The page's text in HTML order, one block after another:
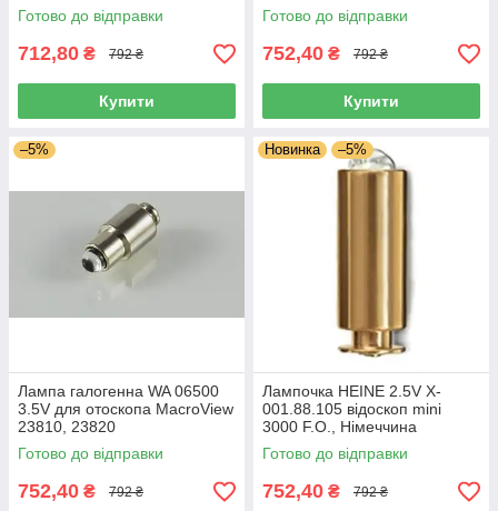
Готово до відправки
712,80 ₴ 792 ₴
Купити
Готово до відправки
752,40 ₴ 792 ₴
Купити
–5%
Лампа галогенна WA 06500
3.5V для отоскопа MacroView
23810, 23820
Готово до відправки
752,40 ₴ 792 ₴
Новинка –5%
Лампочка HEINE 2.5V X-
001.88.105 відоскоп mini
3000 F.O., Німеччина
Готово до відправки
752,40 ₴ 792 ₴